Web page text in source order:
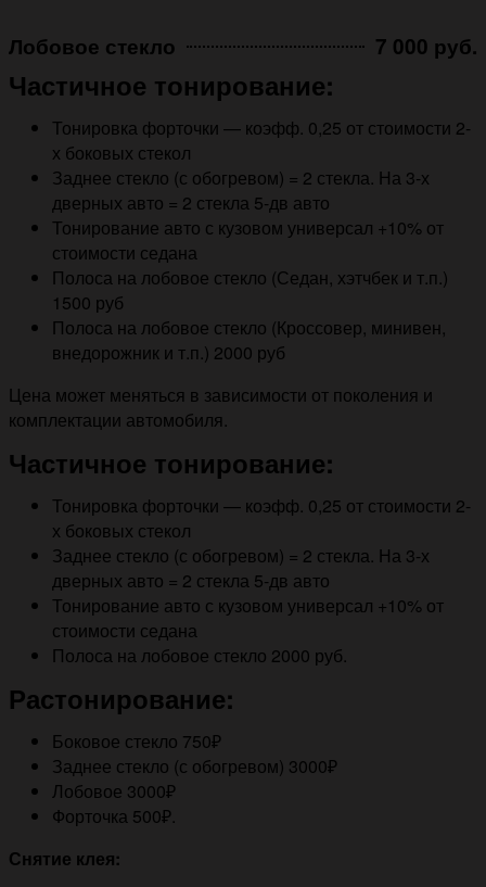
Лобовое стекло 7 000 руб.
Частичное тонирование:
Тонировка форточки — коэфф. 0,25 от стоимости 2-
х боковых стекол
Заднее стекло (с обогревом) = 2 стекла. На 3-х
дверных авто = 2 стекла 5-дв авто
Тонирование авто с кузовом универсал +10% от
стоимости седана
Полоса на лобовое стекло (Седан, хэтчбек и т.п.)
1500 руб
Полоса на лобовое стекло (Кроссовер, минивен,
внедорожник и т.п.) 2000 руб
Цена может меняться в зависимости от поколения и
комплектации автомобиля.
Частичное тонирование:
Тонировка форточки — коэфф. 0,25 от стоимости 2-
х боковых стекол
Заднее стекло (с обогревом) = 2 стекла. На 3-х
дверных авто = 2 стекла 5-дв авто
Тонирование авто с кузовом универсал +10% от
стоимости седана
Полоса на лобовое стекло 2000 руб.
Растонирование:
Боковое стекло 750₽
Заднее стекло (с обогревом) 3000₽
Лобовое 3000₽
Форточка 500₽.
Снятие клея: